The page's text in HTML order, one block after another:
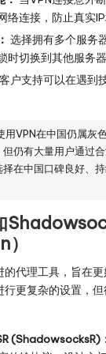
络连接，防止真实IP
选择拥有多个服务
时切换到其他服务器
户支持可以在遇到
用VPN在中国仍属灰
仍有大量用户通过
在中国口碑良好、
代理工具，旨在
更复杂的设置，
(ShadowsocksR)